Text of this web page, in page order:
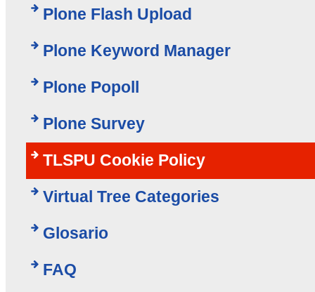
Plone Flash Upload
Plone Keyword Manager
Plone Popoll
Plone Survey
TLSPU Cookie Policy
Virtual Tree Categories
Glosario
FAQ